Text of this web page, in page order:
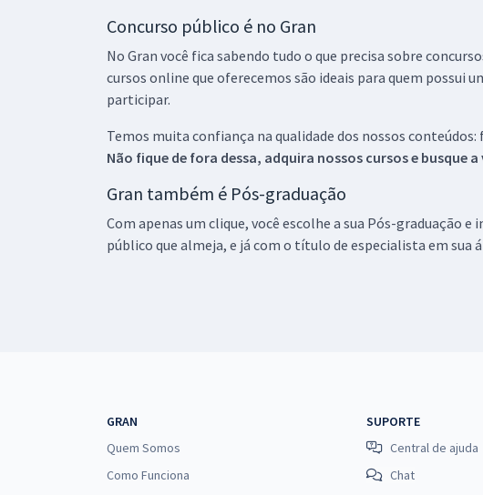
Concurso público é no Gran
No Gran você fica sabendo tudo o que precisa sobre
cursos online que oferecemos são ideais para quem possui
participar.
Temos muita confiança na qualidade dos nossos
Não fique de fora dessa, adquira nossos cursos e
Gran também é Pós-graduação
Com apenas um clique, você escolhe a sua Pós-graduação
público que almeja, e já com o título de especialista em sua
GRAN
Quem Somos
Como Funciona
SUPORTE
Central de ajuda
Chat